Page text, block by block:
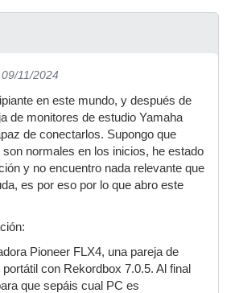
11/2024
en este mundo, y después de
de monitores de estudio Yamaha
de conectarlos. Supongo que
normales en los inicios, he estado
y no encuentro nada relevante que
es por eso por lo que abro este
Pioneer FLX4, una pareja de
con Rekordbox 7.0.5. Al final
que sepáis cual PC es